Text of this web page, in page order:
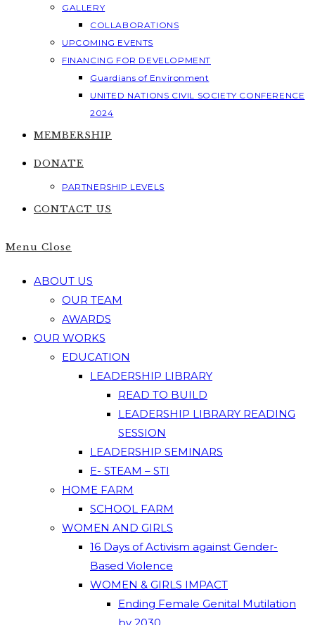
GALLERY
COLLABORATIONS
UPCOMING EVENTS
FINANCING FOR DEVELOPMENT
Guardians of Environment
UNITED NATIONS CIVIL SOCIETY CONFERENCE
2024
MEMBERSHIP
DONATE
PARTNERSHIP LEVELS
CONTACT US
Menu Close
ABOUT US
OUR TEAM
AWARDS
OUR WORKS
EDUCATION
LEADERSHIP LIBRARY
READ TO BUILD
LEADERSHIP LIBRARY READING
SESSION
LEADERSHIP SEMINARS
E- STEAM – STI
HOME FARM
SCHOOL FARM
WOMEN AND GIRLS
16 Days of Activism against Gender-
Based Violence
WOMEN & GIRLS IMPACT
Ending Female Genital Mutilation